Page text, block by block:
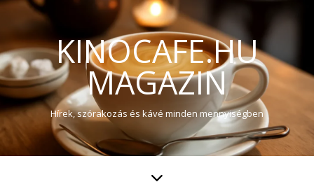
KINOCAFE.HU
MAGAZIN
Hírek, szórakozás és kávé minden mennyiségben